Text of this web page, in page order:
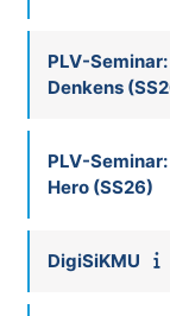
PLV-
Denkens
PLV-
Hero (SS26)
DigiSiKMU